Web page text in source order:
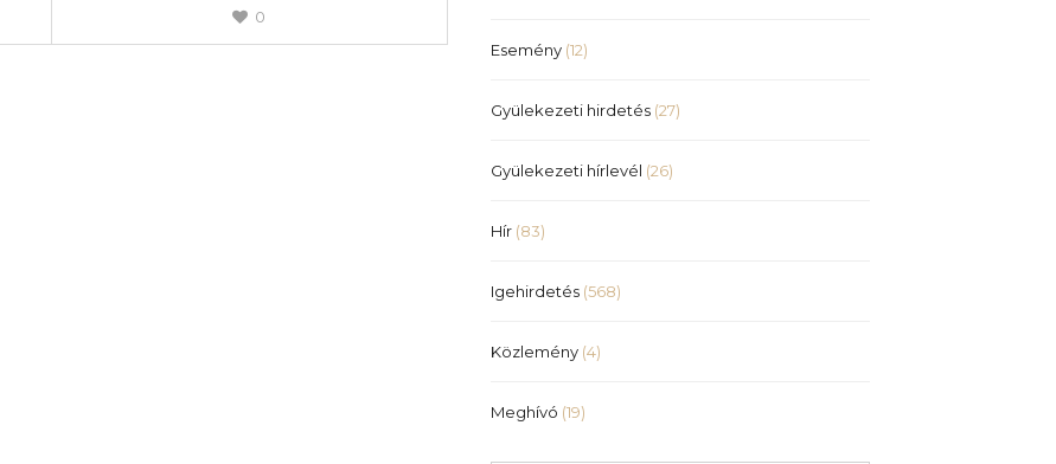
0
Esemény (12)
Gyülekezeti hirdetés (27)
Gyülekezeti hírlevél (26)
Hír (83)
Igehirdetés (568)
Közlemény (4)
Meghívó (19)